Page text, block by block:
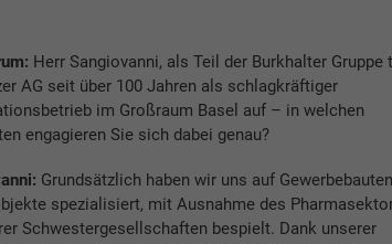
Herr Sangiovanni, als Teil der Burkhalter Gruppe
AG seit über 100 Jahren als schlagkräftiger
im Großraum Basel auf – in welchen
engagieren Sie sich dabei genau?
Grundsätzlich haben wir uns auf Gewerbebauten
spezialisiert, mit Ausnahme des
Schwester­gesellschaften bespielt. Dank unserer